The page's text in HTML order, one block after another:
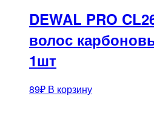
DEWAL PRO
волос
1шт
89₽ В корзину